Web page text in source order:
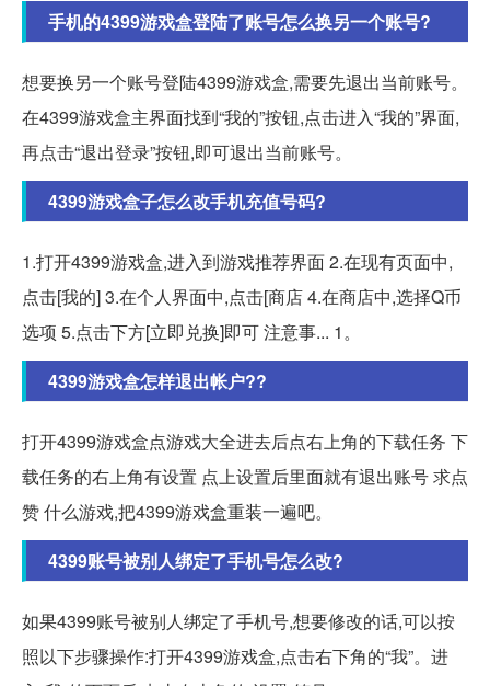
手机的4399游戏盒登陆了账号怎么换另一个账号?
想要换另一个账号登陆4399游戏盒,需要先退出当前账号。
在4399游戏盒主界面找到“我的”按钮,点击进入“我的”界面,
再点击“退出登录”按钮,即可退出当前账号。
4399游戏盒子怎么改手机充值号码?
1.打开4399游戏盒,进入到游戏推荐界面 2.在现有页面中,
点击[我的] 3.在个人界面中,点击[商店 4.在商店中,选择Q币
选项 5.点击下方[立即兑换]即可 注意事... 1。
4399游戏盒怎样退出帐户??
打开4399游戏盒点游戏大全进去后点右上角的下载任务 下
载任务的右上角有设置 点上设置后里面就有退出账号 求点
赞 什么游戏,把4399游戏盒重装一遍吧。
4399账号被别人绑定了手机号怎么改?
如果4399账号被别人绑定了手机号,想要修改的话,可以按
照以下步骤操作:打开4399游戏盒,点击右下角的“我”。进